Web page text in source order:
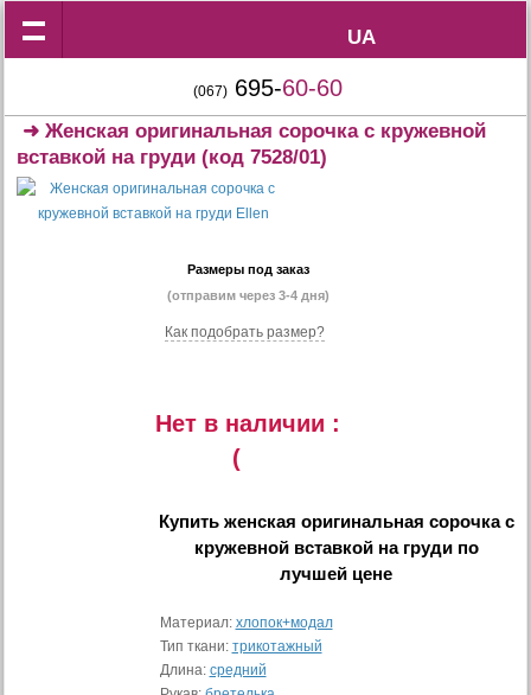
UA
UA
(067) 695-60-60
➜Женская оригинальная сорочка с кружевной
вставкой на груди (код 7528/01)
Размеры под заказ
(отправим через 3-4 дня)
Как подобрать размер?
Нет в наличии :
(
Купить женская оригинальная сорочка с
кружевной вставкой на грудипо
лучшей цене
Материал: хлопок+модал
Тип ткани: трикотажный
Длина: средний